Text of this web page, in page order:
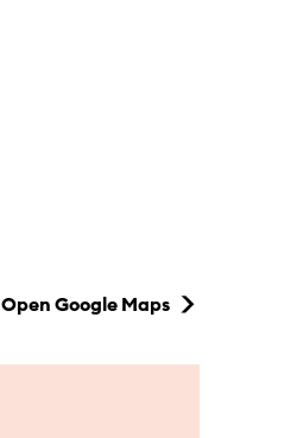
Open Google Maps